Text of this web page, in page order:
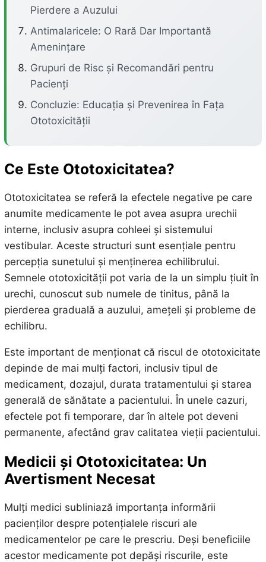
Pierdere a Auzului
Antimalaricele: O Rară Dar Importantă
Amenințare
Grupuri de Risc și Recomandări pentru
Pacienți
Concluzie: Educația și Prevenirea în Fața
Ototoxicității
Ce Este Ototoxicitatea?
Ototoxicitatea se referă la efectele negative pe care
anumite medicamente le pot avea asupra urechii
interne, inclusiv asupra cohleei și sistemului
vestibular. Aceste structuri sunt esențiale pentru
percepția sunetului și menținerea echilibrului.
Semnele ototoxicității pot varia de la un simplu țiuit în
urechi, cunoscut sub numele de tinitus, până la
pierderea graduală a auzului, amețeli și probleme de
echilibru.
Este important de menționat că riscul de ototoxicitate
depinde de mai mulți factori, inclusiv tipul de
medicament, dozajul, durata tratamentului și starea
generală de sănătate a pacientului. În unele cazuri,
efectele pot fi temporare, dar în altele pot deveni
permanente, afectând grav calitatea vieții pacientului.
Medicii și Ototoxicitatea: Un
Avertisment Necesat
Mulți medici subliniază importanța informării
pacienților despre potențialele riscuri ale
medicamentelor pe care le prescriu. Deși beneficiile
acestor medicamente pot depăși riscurile, este